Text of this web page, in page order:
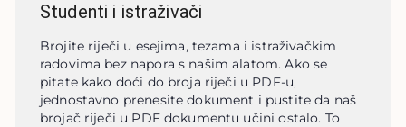
Studenti i istraživači
Brojite riječi u esejima, tezama i istraživačkim
radovima bez napora s našim alatom. Ako se
pitate kako doći do broja riječi u PDF-u,
jednostavno prenesite dokument i pustite da naš
brojač riječi u PDF dokumentu učini ostalo. To